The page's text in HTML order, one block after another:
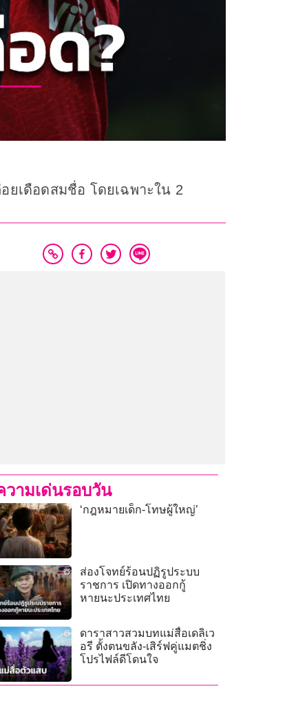
ยเดือดสมชื่อ โดยเฉพาะใน 2
วามเด่นรอบวัน
‘กฎหมายเด็ก-โทษผู้ใหญ่’
ส่องโจทย์ร้อนปฏิรูประบบ
ราชการ เปิดทางออกกู้
หายนะประเทศไทย
ดาราสาวสวมบทแม่สื่อเดลิเว
อรี ตั้งตนขลัง-เสิร์ฟคู่แมตชิ่ง
โปรไฟล์ดีโดนใจ